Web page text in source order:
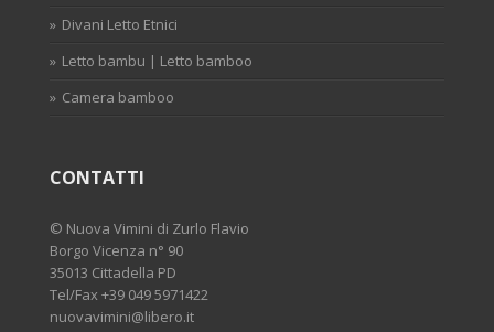
Divani Letto Etnici
Letto bambu | Letto bamboo
Camera bamboo
CONTATTI
© Nuova Vimini di Zurlo Flavio
Borgo Vicenza n° 90
35013 Cittadella PD
Tel/Fax +39 049 5971422
nuovavimini@libero.it